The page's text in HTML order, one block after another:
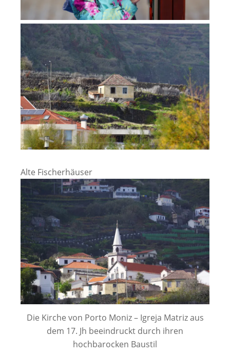
Alte Fischerhäuser
Die Kirche von Porto Moniz – Igreja Matriz aus
dem 17. Jh beeindruckt durch ihren
hochbarocken Baustil